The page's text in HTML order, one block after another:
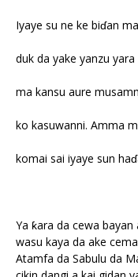
Iyaye su ne ke biɗan
duk da yake yanzu
ma kansu aure
ko kasuwanni. Amma
komai sai iyaye sun
Ya ƙara da cewa
wasu kaya da ake
Atamfa da Sabulu da